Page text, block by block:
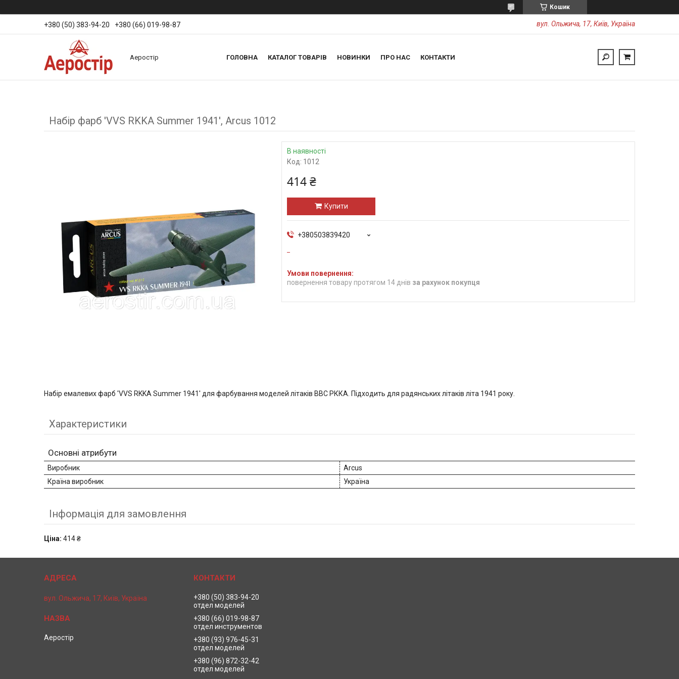
Кошик
+380 (50) 383-94-20 +380 (66) 019-98-87 вул. Ольжича, 17, Київ, Україна
Аеростір ГОЛОВНА КАТАЛОГ ТОВАРІВ НОВИНКИ ПРО НАС КОНТАКТИ
Набір фарб 'VVS RKKA Summer 1941', Arcus 1012
В наявності
Код: 1012
414 ₴
Купити
+380503839420
повернення товару протягом 14 днів за рахунок покупця
Набір емалевих фарб 'VVS RKKA Summer 1941' для фарбування моделей літаків ВВС РККА. Підходить для радянських літаків літа 1941 року.
Характеристики
Основні атрибути
Виробник
Arcus
Країна виробник
Україна
Інформація для замовлення
Ціна: 414 ₴
вул. Ольжича, 17, Київ, Україна
Аеростір
+380 (50) 383-94-20
отдел моделей
+380 (66) 019-98-87
отдел инструментов
+380 (93) 976-45-31
отдел моделей
+380 (96) 872-32-42
отдел моделей